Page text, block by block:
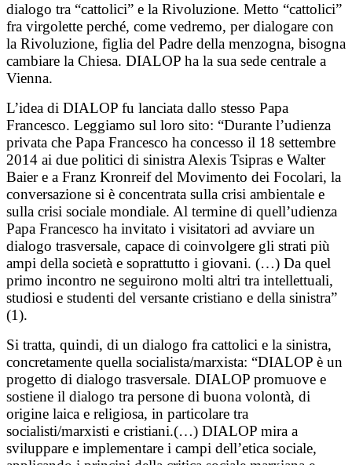
dialogo tra “cattolici” e la Rivoluzione. Metto “cattolici”
fra virgolette perché, come vedremo, per dialogare con
la Rivoluzione, figlia del Padre della menzogna, bisogna
cambiare la Chiesa. DIALOP ha la sua sede centrale a
Vienna.
L’idea di DIALOP fu lanciata dallo stesso Papa
Francesco. Leggiamo sul loro sito: “Durante l’udienza
privata che Papa Francesco ha concesso il 18 settembre
2014 ai due politici di sinistra Alexis Tsipras e Walter
Baier e a Franz Kronreif del Movimento dei Focolari, la
conversazione si è concentrata sulla crisi ambientale e
sulla crisi sociale mondiale. Al termine di quell’udienza
Papa Francesco ha invitato i visitatori ad avviare un
dialogo trasversale, capace di coinvolgere gli strati più
ampi della società e soprattutto i giovani. (…) Da quel
primo incontro ne seguirono molti altri tra intellettuali,
studiosi e studenti del versante cristiano e della sinistra”
(1).
Si tratta, quindi, di un dialogo fra cattolici e la sinistra,
concretamente quella socialista/marxista: “DIALOP è un
progetto di dialogo trasversale. DIALOP promuove e
sostiene il dialogo tra persone di buona volontà, di
origine laica e religiosa, in particolare tra
socialisti/marxisti e cristiani.(…) DIALOP mira a
sviluppare e implementare i campi dell’etica sociale,